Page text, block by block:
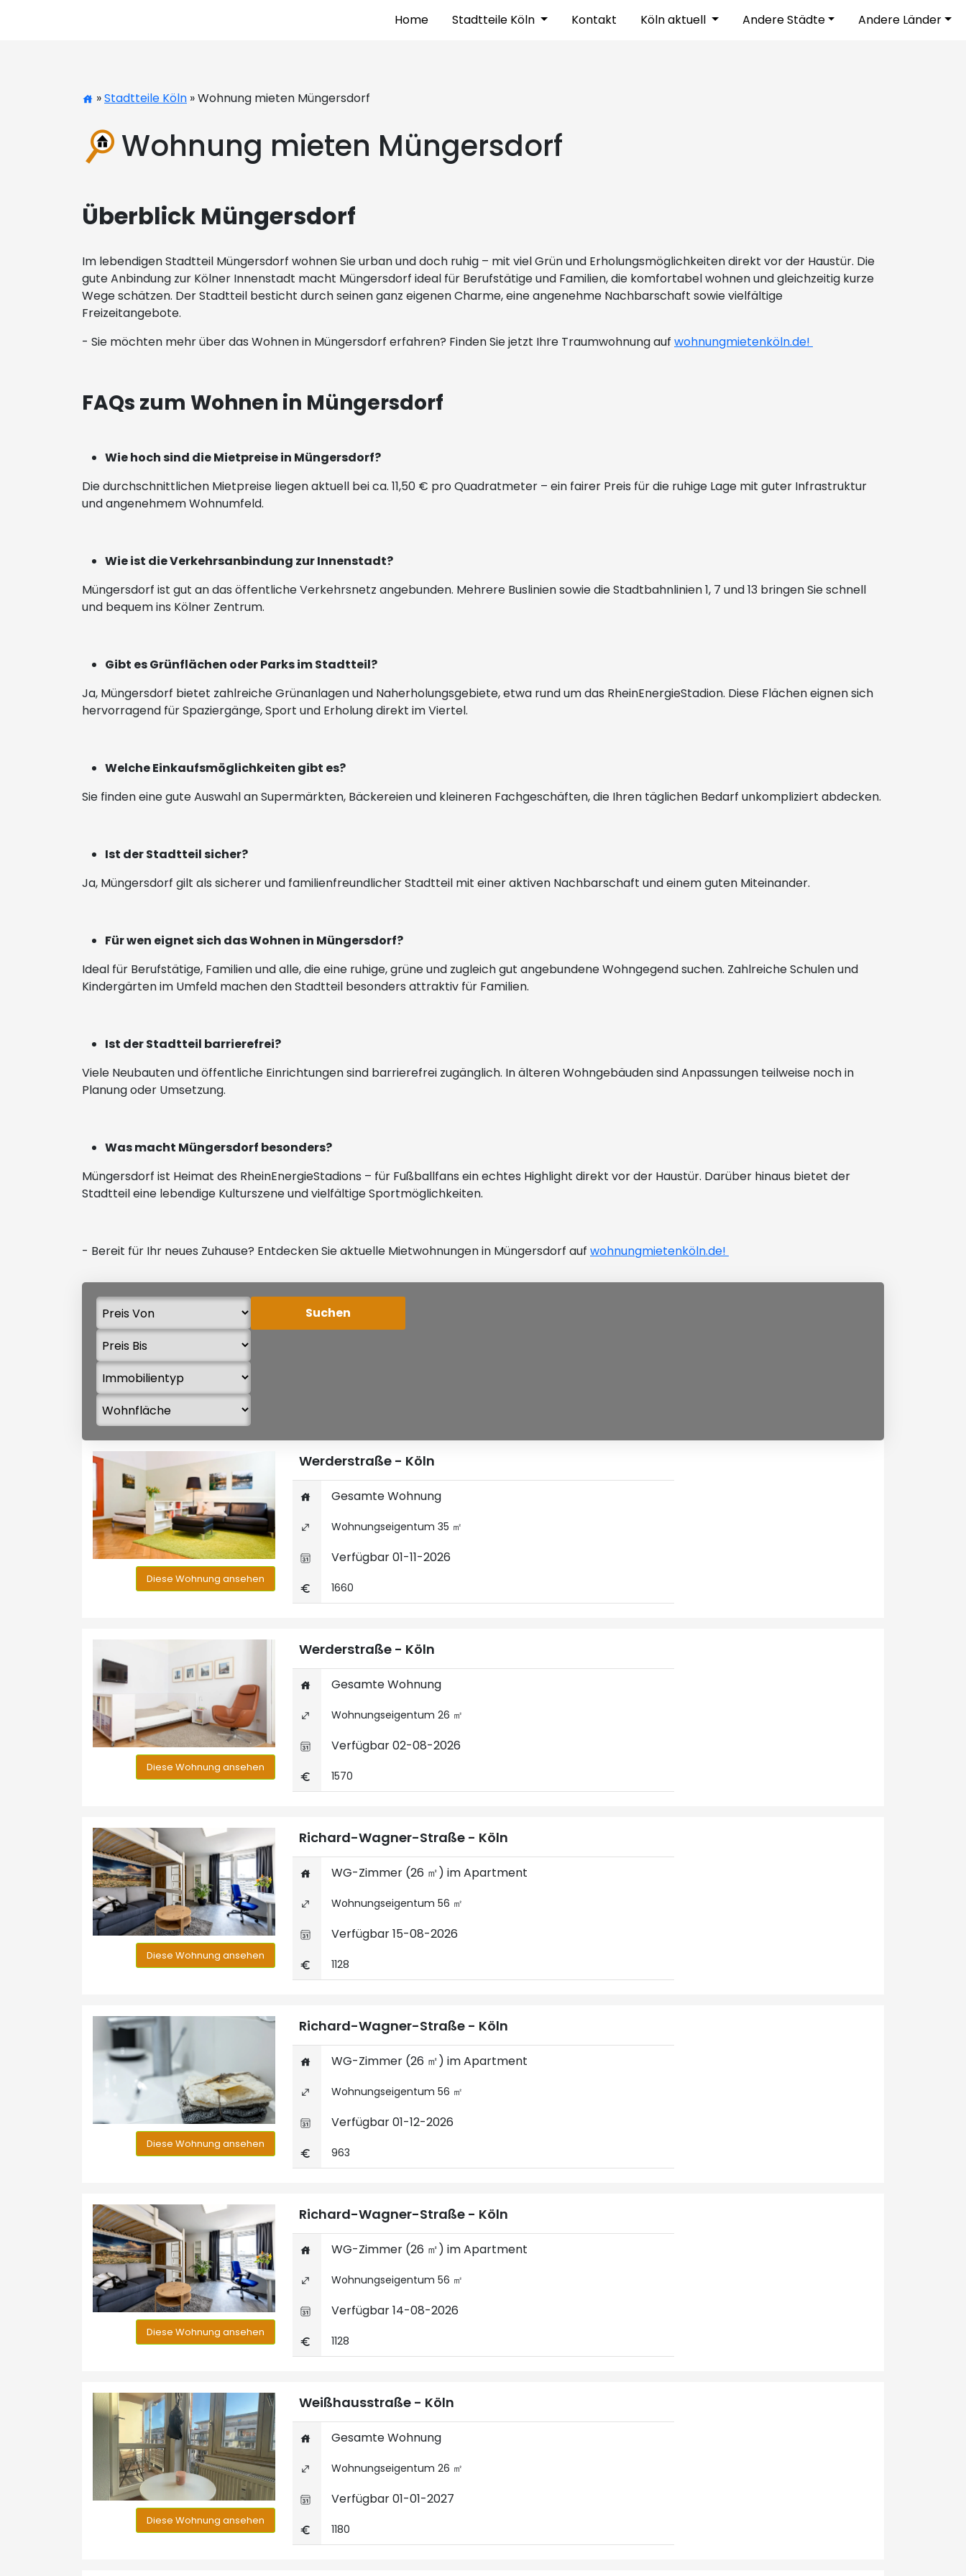
Home Stadtteile Köln Kontakt Köln aktuell Andere Städte Andere Länder
»Stadtteile Köln » Wohnung mieten Müngersdorf
Wohnung mieten Müngersdorf
Überblick Müngersdorf
Im lebendigen Stadtteil Müngersdorf wohnen Sie urban und doch ruhig – mit viel Grün und Erholungsmöglichkeiten direkt vor der Haustür. Die
gute Anbindung zur Kölner Innenstadt macht Müngersdorf ideal für Berufstätige und Familien, die komfortabel wohnen und gleichzeitig kurze
Wege schätzen. Der Stadtteil besticht durch seinen ganz eigenen Charme, eine angenehme Nachbarschaft sowie vielfältige
Freizeitangebote.
- Sie möchten mehr über das Wohnen in Müngersdorf erfahren? Finden Sie jetzt Ihre Traumwohnung auf wohnungmietenköln.de!
FAQs zum Wohnen in Müngersdorf
Wie hoch sind die Mietpreise in Müngersdorf?
Die durchschnittlichen Mietpreise liegen aktuell bei ca. 11,50 € pro Quadratmeter – ein fairer Preis für die ruhige Lage mit guter Infrastruktur
und angenehmem Wohnumfeld.
Wie ist die Verkehrsanbindung zur Innenstadt?
Müngersdorf ist gut an das öffentliche Verkehrsnetz angebunden. Mehrere Buslinien sowie die Stadtbahnlinien 1, 7 und 13 bringen Sie schnell
und bequem ins Kölner Zentrum.
Gibt es Grünflächen oder Parks im Stadtteil?
Ja, Müngersdorf bietet zahlreiche Grünanlagen und Naherholungsgebiete, etwa rund um das RheinEnergieStadion. Diese Flächen eignen sich
hervorragend für Spaziergänge, Sport und Erholung direkt im Viertel.
Welche Einkaufsmöglichkeiten gibt es?
Sie finden eine gute Auswahl an Supermärkten, Bäckereien und kleineren Fachgeschäften, die Ihren täglichen Bedarf unkompliziert abdecken.
Ist der Stadtteil sicher?
Ja, Müngersdorf gilt als sicherer und familienfreundlicher Stadtteil mit einer aktiven Nachbarschaft und einem guten Miteinander.
Für wen eignet sich das Wohnen in Müngersdorf?
Ideal für Berufstätige, Familien und alle, die eine ruhige, grüne und zugleich gut angebundene Wohngegend suchen. Zahlreiche Schulen und
Kindergärten im Umfeld machen den Stadtteil besonders attraktiv für Familien.
Ist der Stadtteil barrierefrei?
Viele Neubauten und öffentliche Einrichtungen sind barrierefrei zugänglich. In älteren Wohngebäuden sind Anpassungen teilweise noch in
Planung oder Umsetzung.
Was macht Müngersdorf besonders?
Müngersdorf ist Heimat des RheinEnergieStadions – für Fußballfans ein echtes Highlight direkt vor der Haustür. Darüber hinaus bietet der
Stadtteil eine lebendige Kulturszene und vielfältige Sportmöglichkeiten.
- Bereit für Ihr neues Zuhause? Entdecken Sie aktuelle Mietwohnungen in Müngersdorf auf wohnungmietenköln.de!
Diese Wohnung ansehen
Werderstraße - Köln
Gesamte Wohnung
Wohnungseigentum 35 ㎡
Verfügbar 01-11-2026
1660
Diese Wohnung ansehen
Werderstraße - Köln
Gesamte Wohnung
Wohnungseigentum 26 ㎡
Verfügbar 02-08-2026
1570
Diese Wohnung ansehen
Richard-Wagner-Straße - Köln
WG-Zimmer (26 ㎡) im Apartment
Wohnungseigentum 56 ㎡
Verfügbar 15-08-2026
1128
Diese Wohnung ansehen
Richard-Wagner-Straße - Köln
WG-Zimmer (26 ㎡) im Apartment
Wohnungseigentum 56 ㎡
Verfügbar 01-12-2026
963
Diese Wohnung ansehen
Richard-Wagner-Straße - Köln
WG-Zimmer (26 ㎡) im Apartment
Wohnungseigentum 56 ㎡
Verfügbar 14-08-2026
1128
Diese Wohnung ansehen
Weißhausstraße - Köln
Gesamte Wohnung
Wohnungseigentum 26 ㎡
Verfügbar 01-01-2027
1180